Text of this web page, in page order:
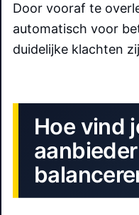
Door vooraf te
automatisch voor
duidelijke klachten
Hoe vind